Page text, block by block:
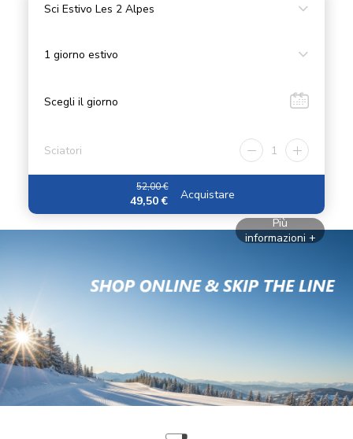
Sci Estivo Les 2 Alpes
1 giorno estivo
Scegli il giorno
Sciatori 1
52,00 €
49,50 €
Acquistare
Più
informazioni +